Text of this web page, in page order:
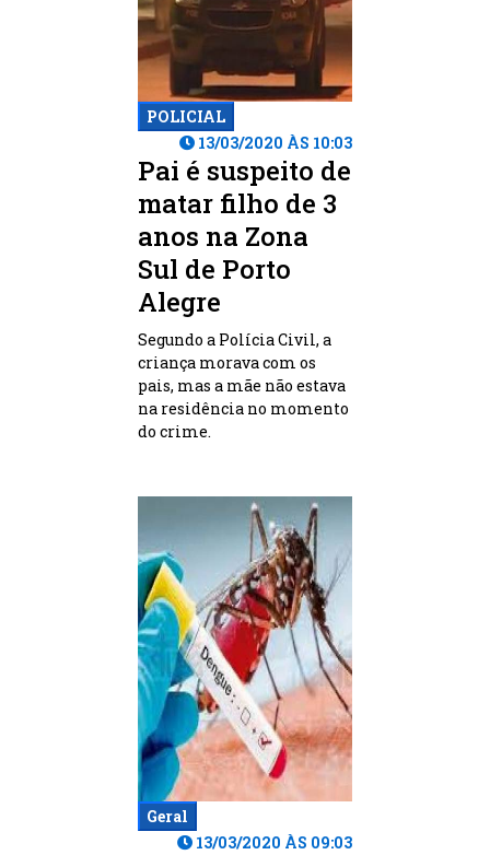
POLICIAL
13/03/2020 ÀS 10:03
Pai é suspeito de
matar filho de 3
anos na Zona
Sul de Porto
Alegre
Segundo a Polícia Civil, a
criança morava com os
pais, mas a mãe não estava
na residência no momento
do crime.
Geral
13/03/2020 ÀS 09:03